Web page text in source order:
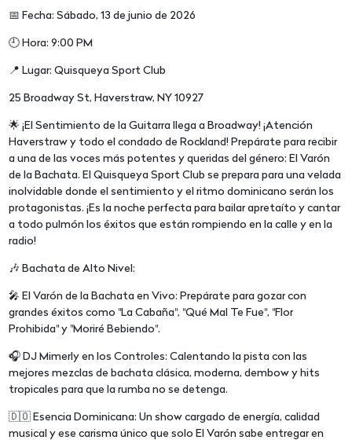
📅 Fecha: Sábado, 13 de junio de 2026
🕘 Hora: 9:00 PM
📍 Lugar: Quisqueya Sport Club
25 Broadway St, Haverstraw, NY 10927
🌟 ¡El Sentimiento de la Guitarra llega a Broadway! ¡Atención
Haverstraw y todo el condado de Rockland! Prepárate para recibir
a una de las voces más potentes y queridas del género: El Varón
de la Bachata. El Quisqueya Sport Club se prepara para una velada
inolvidable donde el sentimiento y el ritmo dominicano serán los
protagonistas. ¡Es la noche perfecta para bailar apretaíto y cantar
a todo pulmón los éxitos que están rompiendo en la calle y en la
radio!
🎶 Bachata de Alto Nivel:
🎤 El Varón de la Bachata en Vivo: Prepárate para gozar con
grandes éxitos como "La Cabaña", "Qué Mal Te Fue", "Flor
Prohibida" y "Moriré Bebiendo".
🎧 DJ Mimerly en los Controles: Calentando la pista con las
mejores mezclas de bachata clásica, moderna, dembow y hits
tropicales para que la rumba no se detenga.
🇩🇴 Esencia Dominicana: Un show cargado de energía, calidad
musical y ese carisma único que solo El Varón sabe entregar en